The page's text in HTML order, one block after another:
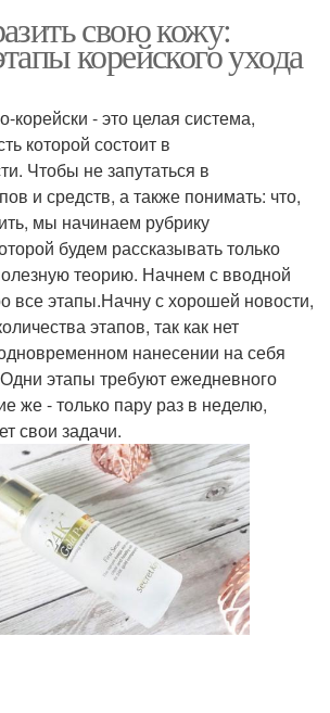
свою кожу:
корейского ухода
корейски - это целая система,
которой состоит в
Чтобы не запутаться в
и средств, а также понимать: что,
мы начинаем рубрику
будем рассказывать только
теорию. Начнем с вводной
все этапы.Начну с хорошей новости,
этапов, так как нет
нанесении на себя
этапы требуют ежедневного
же - только пару раз в неделю,
свои задачи.